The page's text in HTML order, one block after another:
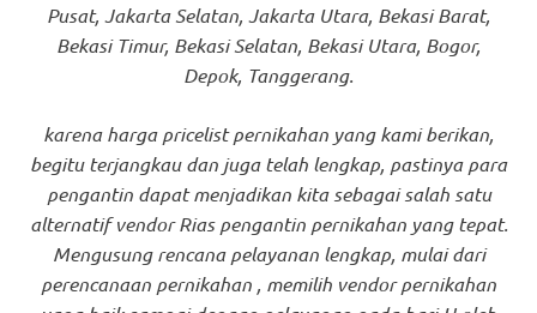
Pusat, Jakarta Selatan, Jakarta Utara, Bekasi Barat,
Bekasi Timur, Bekasi Selatan, Bekasi Utara, Bogor,
Depok, Tanggerang.
karena harga pricelist pernikahan yang kami berikan,
begitu terjangkau dan juga telah lengkap, pastinya para
pengantin dapat menjadikan kita sebagai salah satu
alternatif vendor Rias pengantin pernikahan yang tepat.
Mengusung rencana pelayanan lengkap, mulai dari
perencanaan pernikahan , memilih vendor pernikahan